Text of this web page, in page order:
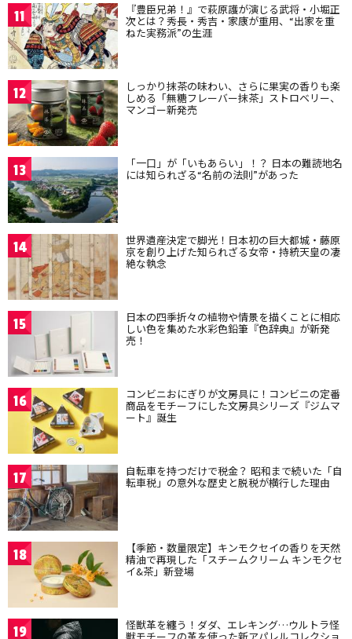
11 『豊臣兄弟！』で萩原護が演じる武将・小堀正
次とは？秀長・秀吉・家康が重用、“出家を重
ねた実務派”の生涯
12 しっかり抹茶の味わい、さらに果実の香りも楽
しめる「無糖フレーバー抹茶」ストロベリー、
マンゴー新発売
13 「一口」が「いもあらい」！？ 日本の難読地名
には知られざる“名前の法則”があった
14 世界遺産決定で脚光！日本初の巨大都城・藤原
京を創り上げた知られざる女帝・持統天皇の凄
絶な執念
15 日本の四季折々の植物や情景を描くことに相応
しい色を集めた水彩色鉛筆『色辞典』が新発
売！
16 コンビニおにぎりが文房具に！コンビニの定番
商品をモチーフにした文房具シリーズ『ジムマ
ート』誕生
17 自転車を持つだけで税金？ 昭和まで続いた「自
転車税」の意外な歴史と脱税が横行した理由
18 【季節・数量限定】キンモクセイの香りを天然
精油で再現した「スチームクリーム キンモクセ
イ&茶」新登場
19 怪獣革を纏う！ダダ、エレキング…ウルトラ怪
獣モチーフの革を使った新アパレルコレクショ